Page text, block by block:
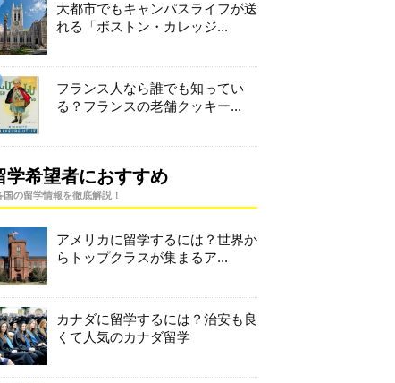
大都市でもキャンパスライフが送
れる「ボストン・カレッジ...
フランス人なら誰でも知ってい
る？フランスの老舗クッキー...
学希望者におすすめ
国の留学情報を徹底解説！
アメリカに留学するには？世界か
らトップクラスが集まるア...
カナダに留学するには？治安も良
くて人気のカナダ留学